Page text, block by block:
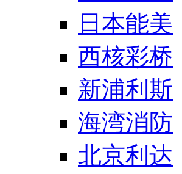
日本能美
西核彩桥
新浦利斯
海湾消防
北京利达